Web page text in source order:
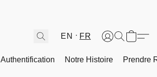
EN FR
Authentification Notre Histoire Prendre